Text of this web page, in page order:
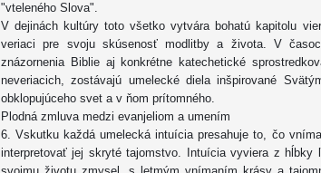
"vteleného Slova".
V dejinách kultúry toto všetko vytvára bohatú kapitolu
veriaci pre svoju skúsenosť modlitby a života. V
znázornenia Biblie aj konkrétne katechetické
neveriacich, zostávajú umelecké diela inšpirované
obklopujúceho svet a v ňom prítomného.
Plodná zmluva medzi evanjeliom a umením
6. Vskutku každá umelecká intuícia presahuje to, čo
interpretovať jej skryté tajomstvo. Intuícia vyviera z